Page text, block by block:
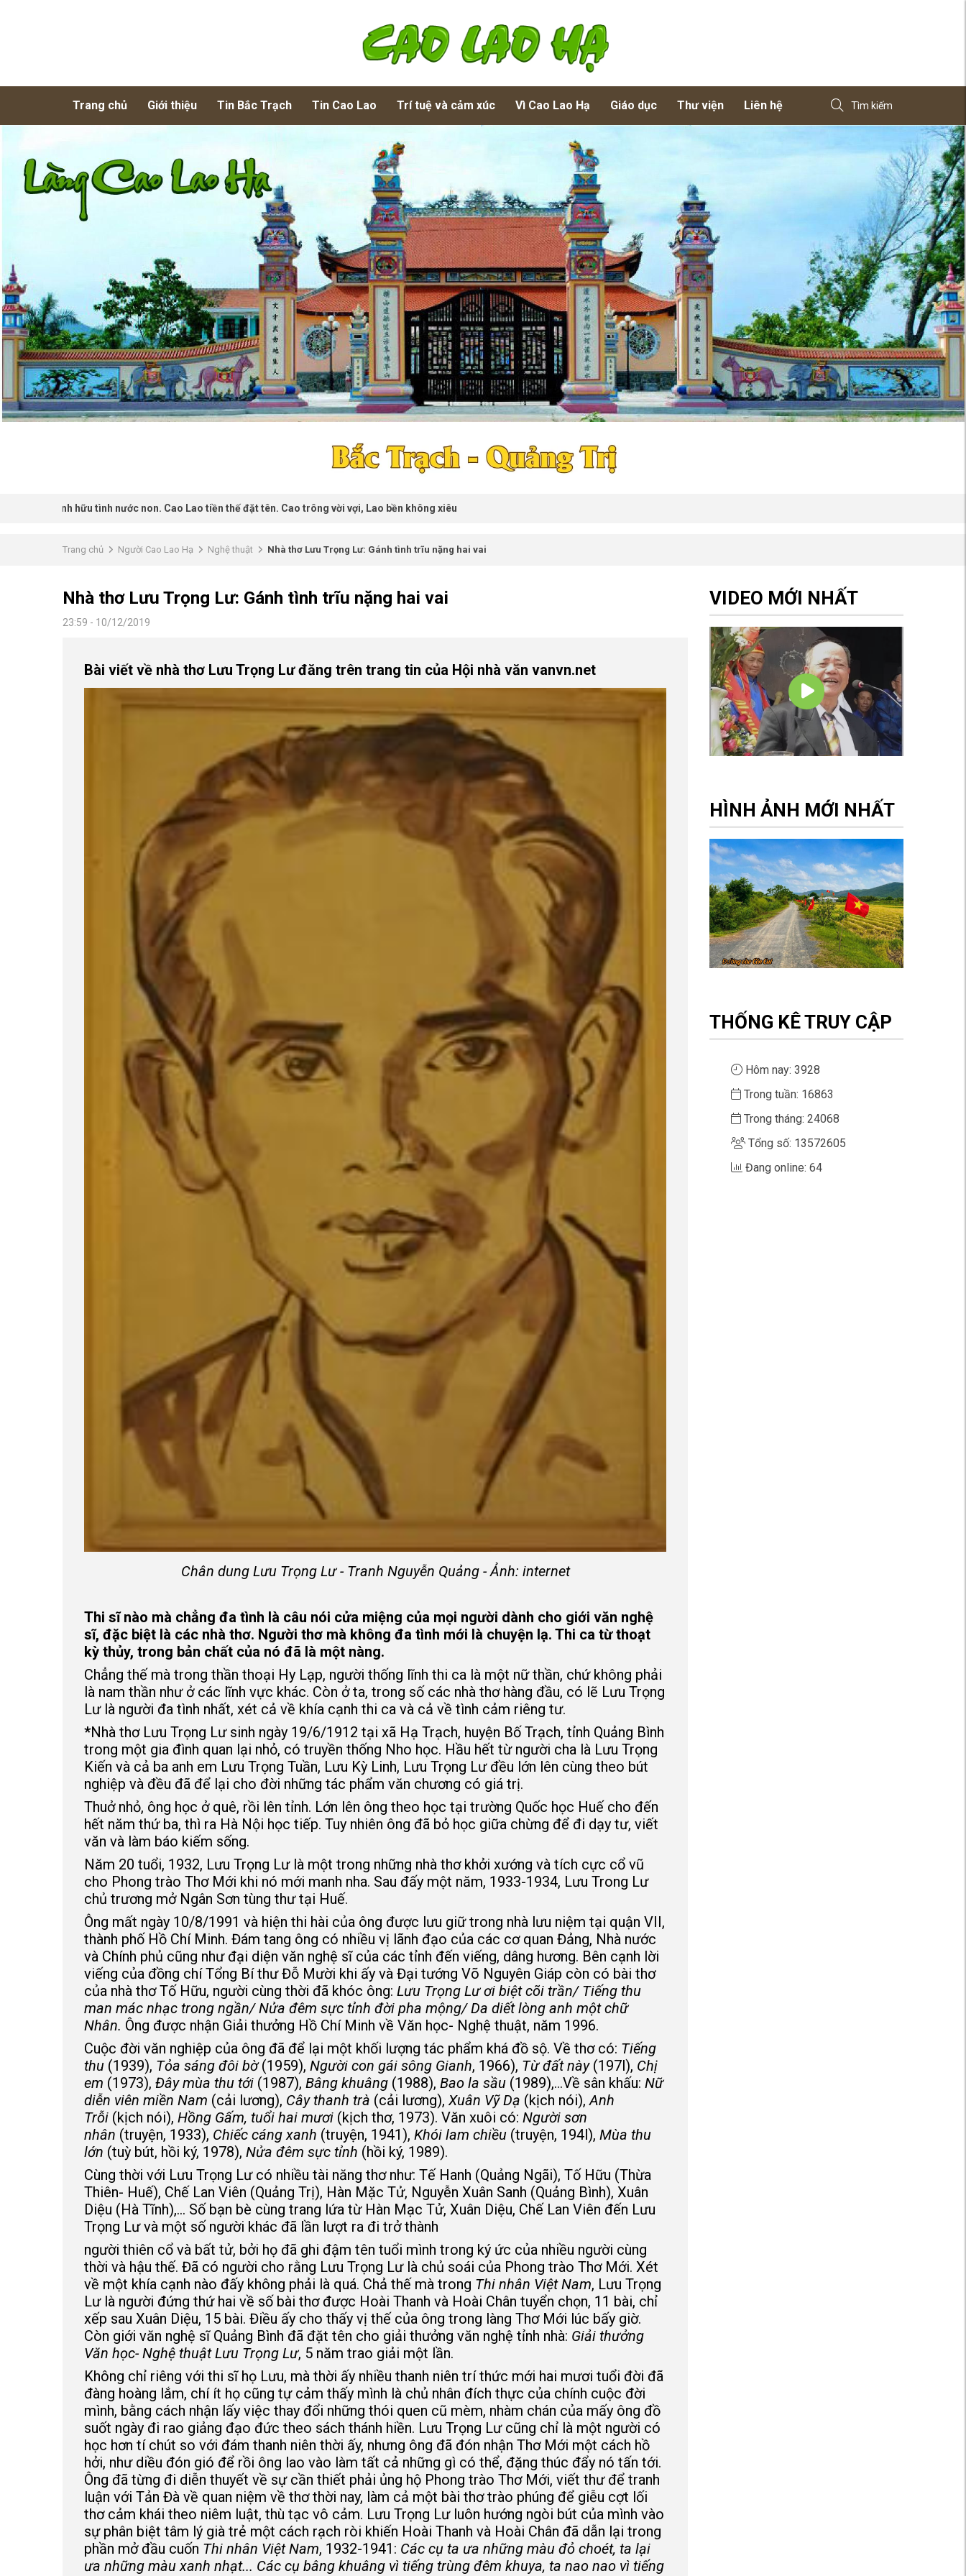
Trang chủ Giới thiệu Tin Bắc Trạch Tin Cao Lao Trí tuệ và cảm xúc Vì Cao Lao Hạ Giáo dục Thư viện Liên hệ Tìm kiếm
tình nước non. Cao Lao tiền thế đặt tên. Cao trông vời vợi, Lao bền không xiêu
Trang chủ Người Cao Lao Hạ Nghệ thuật Nhà thơ Lưu Trọng Lư: Gánh tình trĩu nặng hai vai
Nhà thơ Lưu Trọng Lư: Gánh tình trĩu nặng hai vai
23:59 - 10/12/2019
Bài viết về nhà thơ Lưu Trọng Lư đăng trên trang tin của Hội nhà văn vanvn.net
Chân dung Lưu Trọng Lư - Tranh Nguyễn Quảng - Ảnh: internet
Thi sĩ nào mà chẳng đa tình là câu nói cửa miệng của mọi người dành cho giới văn nghệ
sĩ, đặc biệt là các nhà thơ. Người thơ mà không đa tình mới là chuyện lạ. Thi ca từ thoạt
kỳ thủy, trong bản chất của nó đã là một nàng.
Chẳng thế mà trong thần thoại Hy Lạp, người thống lĩnh thi ca là một nữ thần, chứ không phải
là nam thần như ở các lĩnh vực khác. Còn ở ta, trong số các nhà thơ hàng đầu, có lẽ Lưu Trọng
Lư là người đa tình nhất, xét cả về khía cạnh thi ca và cả về tình cảm riêng tư.
*Nhà thơ Lưu Trọng Lư sinh ngày 19/6/1912 tại xã Hạ Trạch, huyện Bố Trạch, tỉnh Quảng Bình
trong một gia đình quan lại nhỏ, có truyền thống Nho học. Hầu hết từ người cha là Lưu Trọng
Kiến và cả ba anh em Lưu Trọng Tuần, Lưu Kỳ Linh, Lưu Trọng Lư đều lớn lên cùng theo bút
nghiệp và đều đã để lại cho đời những tác phẩm văn chương có giá trị.
Thuở nhỏ, ông học ở quê, rồi lên tỉnh. Lớn lên ông theo học tại trường Quốc học Huế cho đến
hết năm thứ ba, thì ra Hà Nội học tiếp. Tuy nhiên ông đã bỏ học giữa chừng để đi dạy tư, viết
văn và làm báo kiếm sống.
Năm 20 tuổi, 1932, Lưu Trọng Lư là một trong những nhà thơ khởi xướng và tích cực cổ vũ
cho Phong trào Thơ Mới khi nó mới manh nha. Sau đấy một năm, 1933-1934, Lưu Trong Lư
chủ trương mở Ngân Sơn tùng thư tại Huế.
Ông mất ngày 10/8/1991 và hiện thi hài của ông được lưu giữ trong nhà lưu niệm tại quận VII,
thành phố Hồ Chí Minh. Đám tang ông có nhiều vị lãnh đạo của các cơ quan Đảng, Nhà nước
và Chính phủ cũng như đại diện văn nghệ sĩ của các tỉnh đến viếng, dâng hương. Bên cạnh lời
viếng của đồng chí Tổng Bí thư Đỗ Mười khi ấy và Đại tướng Võ Nguyên Giáp còn có bài thơ
của nhà thơ Tố Hữu, người cùng thời đã khóc ông: Lưu Trọng Lư ơi biệt cõi trần/ Tiếng thu
man mác nhạc trong ngần/ Nửa đêm sực tỉnh đời pha mộng/ Da diết lòng anh một chữ
Nhân. Ông được nhận Giải thưởng Hồ Chí Minh về Văn học- Nghệ thuật, năm 1996.
Cuộc đời văn nghiệp của ông đã để lại một khối lượng tác phẩm khá đồ sộ. Về thơ có: Tiếng
thu (1939), Tỏa sáng đôi bờ(1959), Người con gái sông Gianh, 1966), Từ đất này(197l), Chị
em (1973), Đây mùa thu tới (1987), Bâng khuâng (1988), Bao la sầu (1989),…Về sân khấu: Nữ
diễn viên miền Nam (cải lương), Cây thanh trà (cải lương), Xuân Vỹ Dạ (kịch nói), Anh
Trỗi (kịch nói), Hồng Gấm, tuổi hai mươi (kịch thơ, 1973). Văn xuôi có: Người sơn
nhân (truyện, 1933), Chiếc cáng xanh (truyện, 1941), Khói lam chiều (truyện, 194l), Mùa thu
lớn (tuỳ bút, hồi ký, 1978), Nửa đêm sực tỉnh (hồi ký, 1989).
Cùng thời với Lưu Trọng Lư có nhiều tài năng thơ như: Tế Hanh (Quảng Ngãi), Tố Hữu (Thừa
Thiên- Huế), Chế Lan Viên (Quảng Trị), Hàn Mặc Tử, Nguyễn Xuân Sanh (Quảng Bình), Xuân
Diệu (Hà Tĩnh),... Số bạn bè cùng trang lứa từ Hàn Mạc Tử, Xuân Diệu, Chế Lan Viên đến Lưu
Trọng Lư và một số người khác đã lần lượt ra đi trở thành
người thiên cổ và bất tử, bởi họ đã ghi đậm tên tuổi mình trong ký ức của nhiều người cùng
thời và hậu thế. Đã có người cho rằng Lưu Trọng Lư là chủ soái của Phong trào Thơ Mới. Xét
về một khía cạnh nào đấy không phải là quá. Chả thế mà trong Thi nhân Việt Nam, Lưu Trọng
Lư là người đứng thứ hai về số bài thơ được Hoài Thanh và Hoài Chân tuyển chọn, 11 bài, chỉ
xếp sau Xuân Diệu, 15 bài. Điều ấy cho thấy vị thế của ông trong làng Thơ Mới lúc bấy giờ.
Còn giới văn nghệ sĩ Quảng Bình đã đặt tên cho giải thưởng văn nghệ tỉnh nhà: Giải thưởng
Văn học- Nghệ thuật Lưu Trọng Lư, 5 năm trao giải một lần.
Không chỉ riêng với thi sĩ họ Lưu, mà thời ấy nhiều thanh niên trí thức mới hai mươi tuổi đời đã
đàng hoàng lắm, chí ít họ cũng tự cảm thấy mình là chủ nhân đích thực của chính cuộc đời
mình, bằng cách nhận lấy việc thay đổi những thói quen cũ mèm, nhàm chán của mấy ông đồ
suốt ngày đi rao giảng đạo đức theo sách thánh hiền. Lưu Trọng Lư cũng chỉ là một người có
học hơn tí chút so với đám thanh niên thời ấy, nhưng ông đã đón nhận Thơ Mới một cách hồ
hởi, như diều đón gió để rồi ông lao vào làm tất cả những gì có thể, đặng thúc đẩy nó tấn tới.
Ông đã từng đi diễn thuyết về sự cần thiết phải ủng hộ Phong trào Thơ Mới, viết thư để tranh
luận với Tản Đà về quan niệm về thơ thời nay, làm cả một bài thơ trào phúng để giễu cợt lối
thơ cảm khái theo niêm luật, thù tạc vô cảm. Lưu Trọng Lư luôn hướng ngòi bút của mình vào
sự phân biệt tâm lý già trẻ một cách rạch ròi khiến Hoài Thanh và Hoài Chân đã dẫn lại trong
phần mở đầu cuốn Thi nhân Việt Nam, 1932-1941: Các cụ ta ưa những màu đỏ choét, ta lại
ưa những màu xanh nhạt... Các cụ bâng khuâng vì tiếng trùng đêm khuya, ta nao nao vì tiếng
VIDEO MỚI NHẤT
HÌNH ẢNH MỚI NHẤT
THỐNG KÊ TRUY CẬP
Hôm nay: 3928
Trong tuần: 16863
Trong tháng: 24068
Tổng số: 13572605
Đang online: 64